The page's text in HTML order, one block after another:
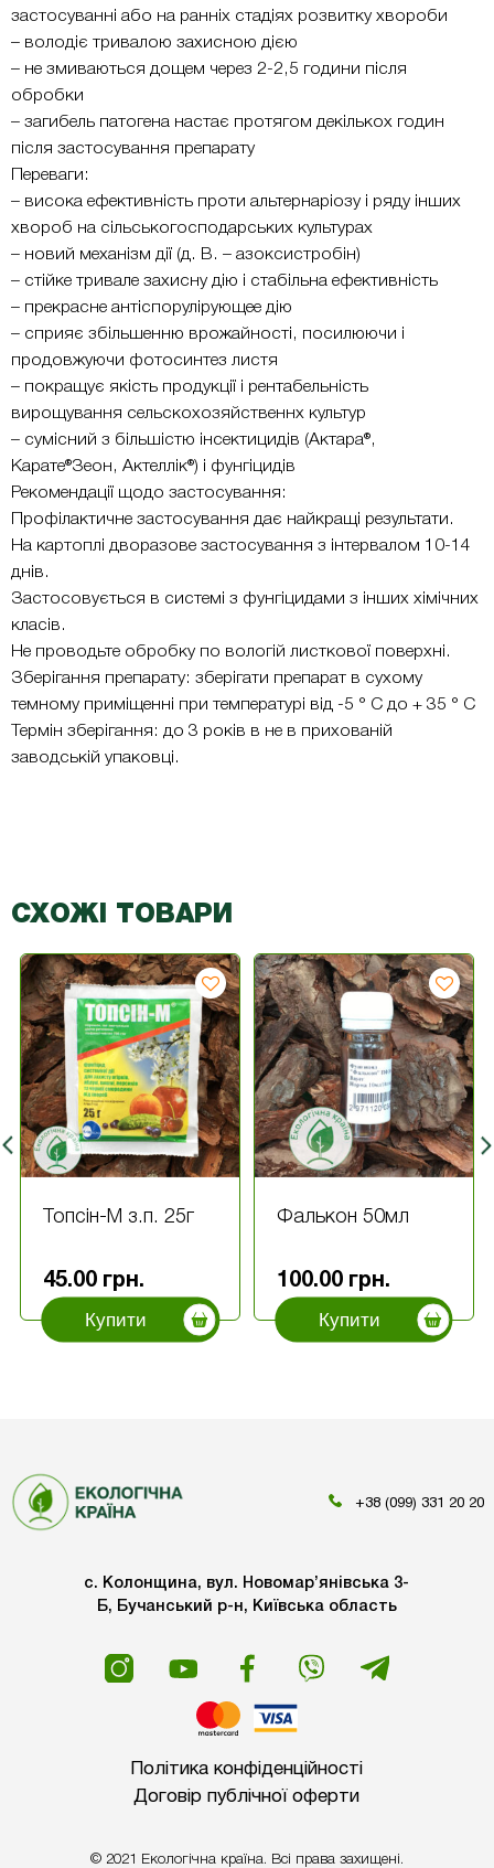
застосуванні або на ранніх стадіях розвитку хвороби
– володіє тривалою захисною дією
– не змиваються дощем через 2-2,5 години після
обробки
– загибель патогена настає протягом декількох годин
після застосування препарату
Переваги:
– висока ефективність проти альтернаріозу і ряду інших
хвороб на сільськогосподарських культурах
– новий механізм дії (д. В. – азоксистробін)
– стійке тривале захисну дію і стабільна ефективність
– прекрасне антіспорулірующее дію
– сприяє збільшенню врожайності, посилюючи і
продовжуючи фотосинтез листя
– покращує якість продукції і рентабельність
вирощування сельскохозяйственнх культур
– сумісний з більшістю інсектицидів (Актара®,
Карате®Зеон, Актеллік®) і фунгіцидів
Рекомендації щодо застосування:
Профілактичне застосування дає найкращі результати.
На картоплі дворазове застосування з інтервалом 10-14
днів.
Застосовується в системі з фунгіцидами з інших хімічних
класів.
Не проводьте обробку по вологій листкової поверхні.
Зберігання препарату: зберігати препарат в сухому
темному приміщенні при температурі від -5 ° С до + 35 ° С
Термін зберігання: до 3 років в не в прихованій
заводській упаковці.
СХОЖІ ТОВАРИ
Топсін-М з.п. 25г
45.00 грн.
Купити
Фалькон 50мл
100.00 грн.
Купити
+38 (099) 331 20 20
с. Колонщина, вул. Новомар’янівська 3-
Б, Бучанський р-н, Київська область
Політика конфіденційності
Договір публічної оферти
© 2021 Екологічна країна. Всі права захищені.